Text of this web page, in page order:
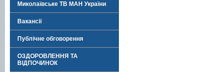
Миколаївське ТВ МАН України
Вакансії
Публічне обговорення
ОЗДОРОВЛЕННЯ ТА
ВІДПОЧИНОК